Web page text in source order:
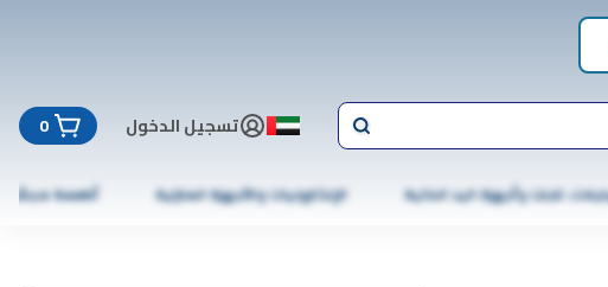
تسجيل الدخول 0
تابلت وأجهزة اليد الذكية الإلكترونيات والأجهزة المنزلية أطعمة مجمّدة